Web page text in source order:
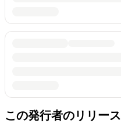
この発行者のリリース